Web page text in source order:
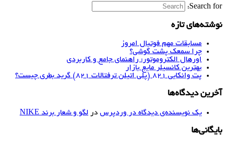
Search for:
نوشته‌های تازه
مسابقات مهم فوتبال امروز
چرا سمعک پشت گوشی؟
اورهال الکتروموتور: راهنمای جامع و کاربردی
بهترین کانسیلر مایع بازار
پت وانکایی ۸۲۱ (پلی اتیلن ترفتالات ۸۲۱) گرید بطری چیست؟
آخرین دیدگاه‌ها
یک نویسنده‌ی دیدگاه در وردپرس در لگو و شعار برند NIKE
بایگانی‌ها